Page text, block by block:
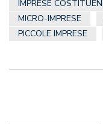
IMPRESE
MICRO-IMPRESE
PICCOLE IMPRESE